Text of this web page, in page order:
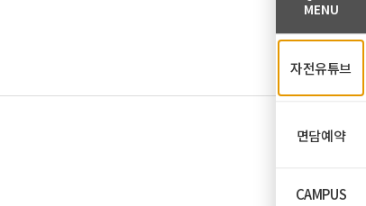
MENU
자전유튜브
면담예약
CAMPUS